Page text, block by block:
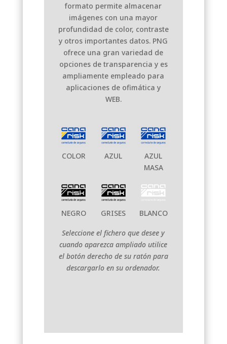
formato permite almacenar
imágenes con una mayor
profundidad de color, contraste
y otros importantes datos. PNG
ofrece una gran variedad de
opciones de transparencia y es
ampliamente empleado para
aplicaciones de ofimática y
WEB.
COLOR AZUL
AZUL
MASA
NEGRO GRISES BLANCO
Seleccione el fichero que desee y
cuando aparezca ampliado utilice
el botón derecho de su ratón para
descargarlo en su ordenador.